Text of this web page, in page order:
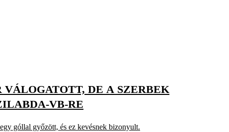
DE A SZERBEK
VB-RE
góllal győzött, és ez kevésnek bizonyult.